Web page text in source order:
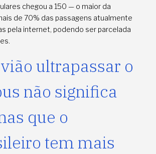
chegou a 150 — o maior da
de 70% das passagens atualmente
pela internet, podendo ser parcelada
ultrapassar o
não significa
que o
tem mais